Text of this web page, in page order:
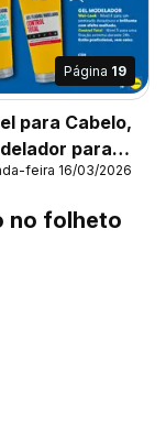
Página 19
para Cabelo,
para
Wet-Look -
um
duradouro e
com efeito
para uma
feira 16/03/2026
no folheto